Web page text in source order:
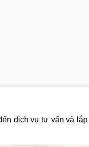
dịch vụ tư vấn và lắp